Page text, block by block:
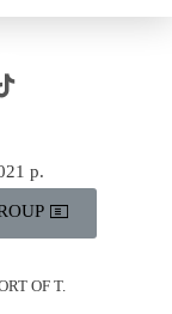
р.
OF T.